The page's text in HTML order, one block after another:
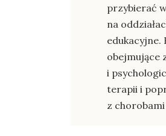
przybierać
na
edukacyjne.
obejmujące
i
terapii i
z chorobami